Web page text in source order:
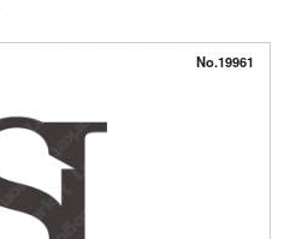
No.19961